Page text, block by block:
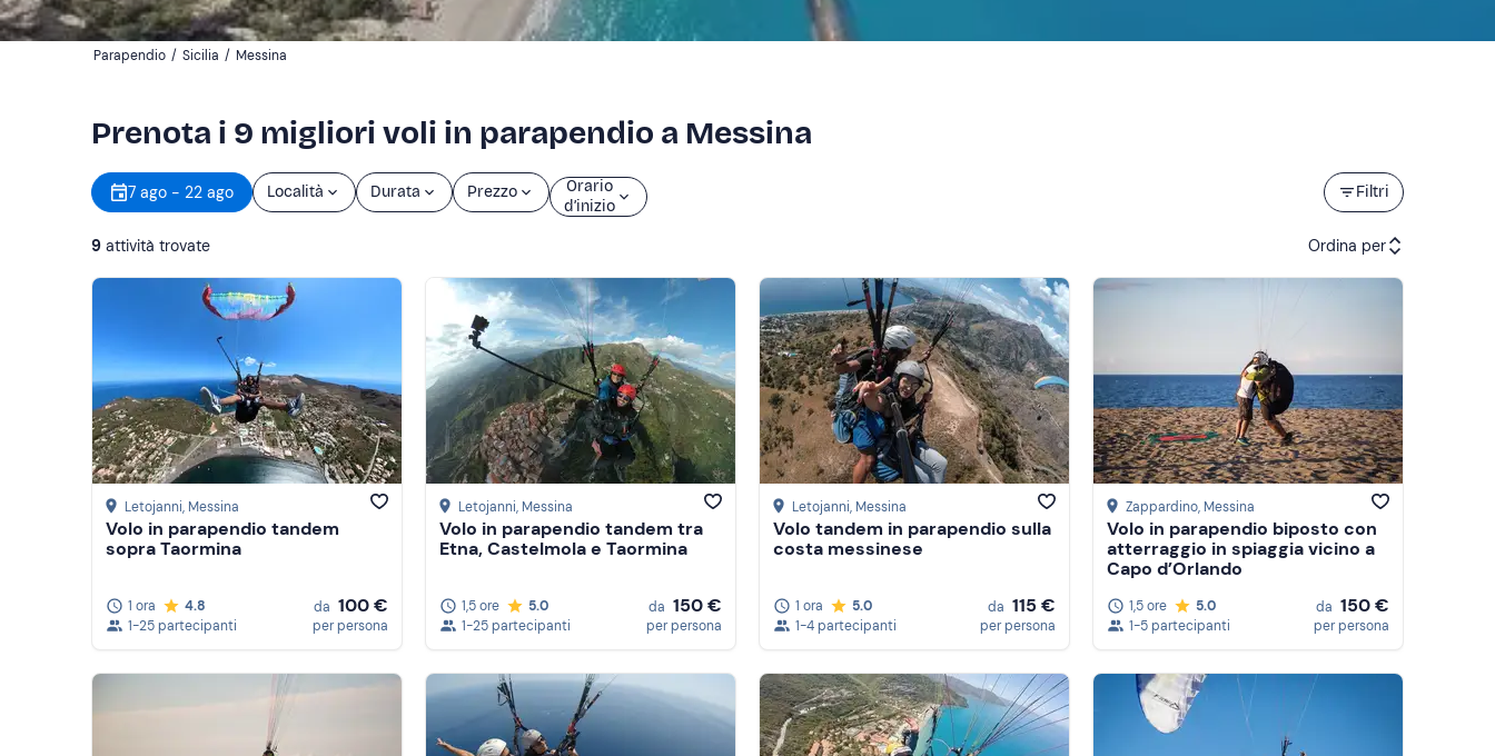
Parapendio / Sicilia / Messina
Prenota i 9 migliori voli in parapendio a Messina
Filtri
7 ago - 22 ago Località
Mostra altro
Durata Prezzo
Orario
d’inizio
9 attività trovate Ordina per
Prezzo (crescente)
Prezzo (decrescente)
Recensioni
Letojanni, Messina
Volo in parapendio tandem
sopra Taormina
1 ora
4.8
1-25 partecipanti
da 100 €
per persona
Letojanni, Messina
Volo in parapendio tandem tra
Etna, Castelmola e Taormina
1,5 ore
5.0
1-25 partecipanti
da 150 €
per persona
Letojanni, Messina
Volo tandem in parapendio sulla
costa messinese
1 ora
5.0
1-4 partecipanti
da 115 €
per persona
Zappardino, Messina
Volo in parapendio biposto con
atterraggio in spiaggia vicino a
Capo d’Orlando
1,5 ore
5.0
1-5 partecipanti
da 150 €
per persona